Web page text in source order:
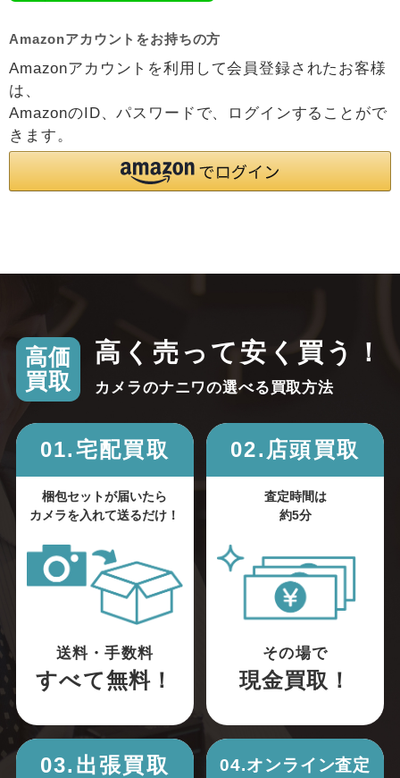
Amazonアカウントをお持ちの方
Amazonアカウントを利用して会員登録されたお客様
は、
AmazonのID、パスワードで、ログインすることがで
きます。
高価
買取
高く売って安く買う！
カメラのナニワの選べる買取方法
01.宅配買取
梱包セットが届いたら
カメラを入れて送るだけ！
送料・手数料
すべて無料！
02.店頭買取
査定時間は
約5分
その場で
現金買取！
03.出張買取 04.オンライン査定